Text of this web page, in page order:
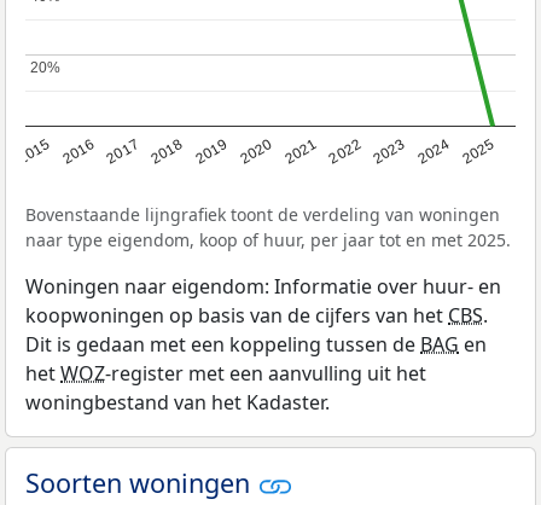
2015 2016 2017 2018 2019 2020 2021 2022 2023 2024 2025
20%
20%
Bovenstaande lijngrafiek toont de verdeling van woningen
naar type eigendom, koop of huur, per jaar tot en met 2025.
Woningen naar eigendom: Informatie over huur- en
koopwoningen op basis van de cijfers van het CBS.
Dit is gedaan met een koppeling tussen de BAG en
hetWOZ-register met een aanvulling uit het
woningbestand van het Kadaster.
Soorten woningen